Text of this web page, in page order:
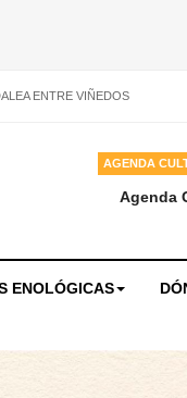
ENTRE VIÑEDOS
AGENDA
Agenda
ENOLÓGICAS